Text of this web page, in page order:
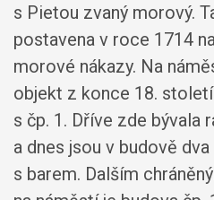
s Pietou zvaný morový.
postavena v roce 1714
morové nákazy. Na
objekt z konce 18.
s čp. 1. Dříve zde bývala
a dnes jsou v budově
s barem. Dalším